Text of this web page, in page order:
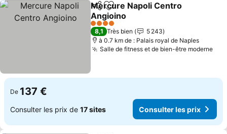
PartagerAjouter à mes favoris
Mercure Napoli Centro
Angioino
Consulter les prix
4 Étoiles
8,1 Très bien
5 243
à 0.7 km de : Palais royal de Naples
Salle de fitness et de bien-être moderne
De 137 €
Consulter les prix de 17 sites Consulter les prix